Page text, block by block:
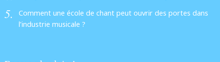
Comment une école de chant peut ouvrir des portes dans
l’industrie musicale ?